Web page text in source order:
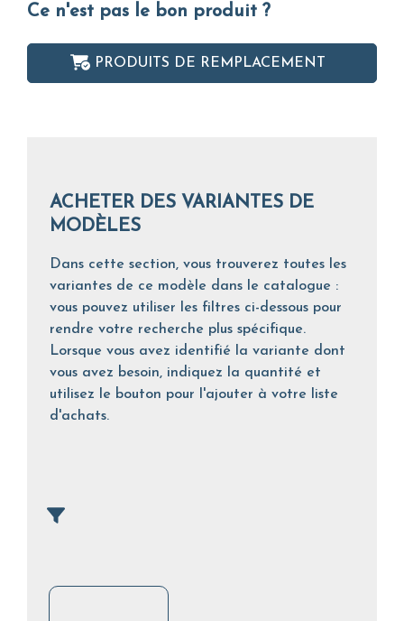
Ce n'est pas le bon produit ?
PRODUITS DE REMPLACEMENT
ACHETER DES VARIANTES DE
MODÈLES
Dans cette section, vous trouverez toutes les
variantes de ce modèle dans le catalogue :
vous pouvez utiliser les filtres ci-dessous pour
rendre votre recherche plus spécifique.
Lorsque vous avez identifié la variante dont
vous avez besoin, indiquez la quantité et
utilisez le bouton pour l'ajouter à votre liste
d'achats.